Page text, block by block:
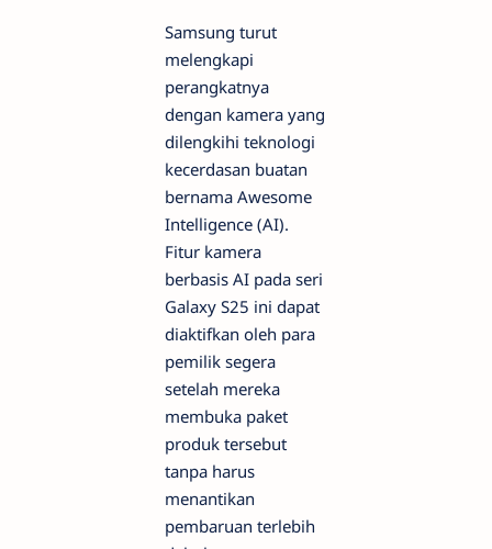
Samsung turut
melengkapi
perangkatnya
dengan kamera yang
dilengkihi teknologi
kecerdasan buatan
bernama Awesome
Intelligence (AI).
Fitur kamera
berbasis AI pada seri
Galaxy S25 ini dapat
diaktifkan oleh para
pemilik segera
setelah mereka
membuka paket
produk tersebut
tanpa harus
menantikan
pembaruan terlebih